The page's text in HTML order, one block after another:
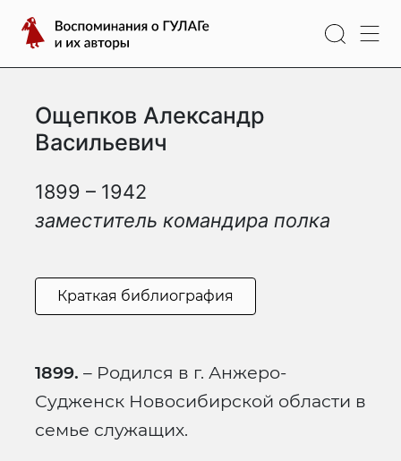
содержимому
Воспоминания
о
ГУЛАГе
их
авторы
Ощепков Александр
Васильевич
1899 – 1942
заместитель командира полка
Краткая библиография
1899. – Родился в г. Анжеро-
Судженск Новосибирской области в
семье служащих.